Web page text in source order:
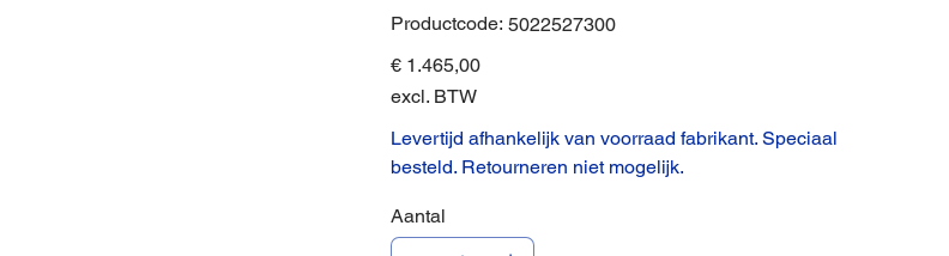
Productcode: Productcode
5022527300
5022527300
Prijs
€ 1.465,00
excl. BTW
Levertijd afhankelijk van voorraad fabrikant. Speciaal
besteld. Retourneren niet mogelijk.
Aantal